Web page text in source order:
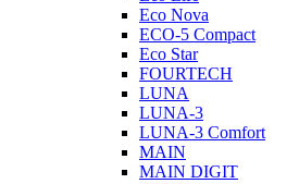
Eco Nova
ECO-5 Compact
Eco Star
FOURTECH
LUNA
LUNA-3
LUNA-3 Comfort
MAIN
MAIN DIGIT